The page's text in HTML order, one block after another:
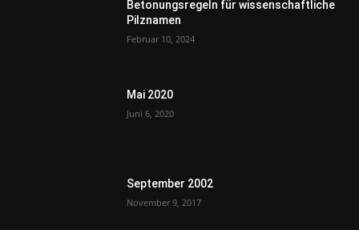
Betonungsregeln für wissenschaftliche
Pilznamen
Februar 10, 2024
Mai 2020
Juni 6, 2020
September 2002
November 9, 2017